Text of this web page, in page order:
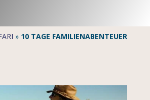
» 10 TAGE FAMILIENABENTEUER